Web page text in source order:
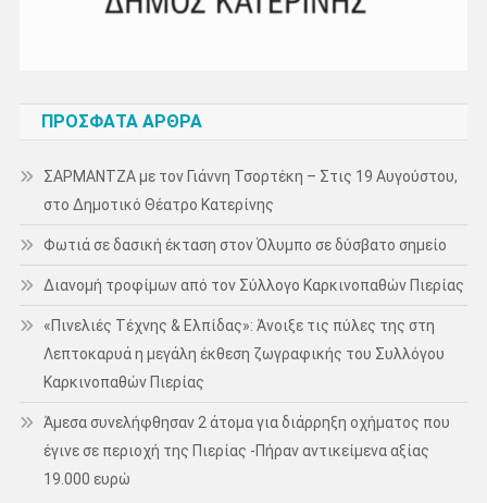
ΠΡΌΣΦΑΤΑ ΆΡΘΡΑ
ΣΑΡΜΑΝΤΖΑ με τον Γιάννη Τσορτέκη – Στις 19 Αυγούστου,
στο Δημοτικό Θέατρο Κατερίνης
Φωτιά σε δασική έκταση στον Όλυμπο σε δύσβατο σημείο
Διανομή τροφίμων από τον Σύλλογο Καρκινοπαθών Πιερίας
«Πινελιές Τέχνης & Ελπίδας»: Άνοιξε τις πύλες της στη
Λεπτοκαρυά η μεγάλη έκθεση ζωγραφικής του Συλλόγου
Καρκινοπαθών Πιερίας
Άμεσα συνελήφθησαν 2 άτομα για διάρρηξη οχήματος που
έγινε σε περιοχή της Πιερίας -Πήραν αντικείμενα αξίας
19.000 ευρώ